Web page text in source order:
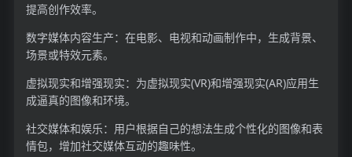
提高创作效率。
数字媒体内容生产：在电影、电视和动画制作中，生成背景、
场景或特效元素。
虚拟现实和增强现实：为虚拟现实(VR)和增强现实(AR)应用生
成逼真的图像和环境。
社交媒体和娱乐：用户根据自己的想法生成个性化的图像和表
情包，增加社交媒体互动的趣味性。